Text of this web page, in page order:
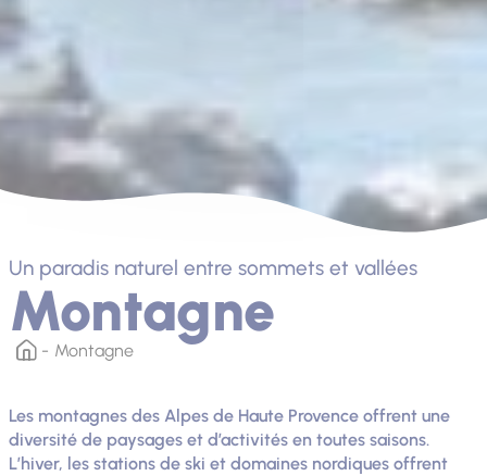
Montagne
Un paradis naturel entre sommets et vallées
Montagne
Les montagnes des Alpes de Haute Provence offrent une
diversité de paysages et d’activités en toutes saisons.
L’hiver, les stations de ski et domaines nordiques offrent